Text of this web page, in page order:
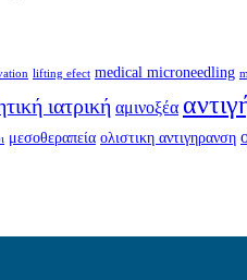
lifting efect medical microneedling
ιατρική αμινοξέα
μεσοθεραπεία ολιστικη αντιγηρανση